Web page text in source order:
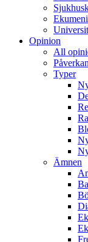
Opinion
All
Typer
Ämnen